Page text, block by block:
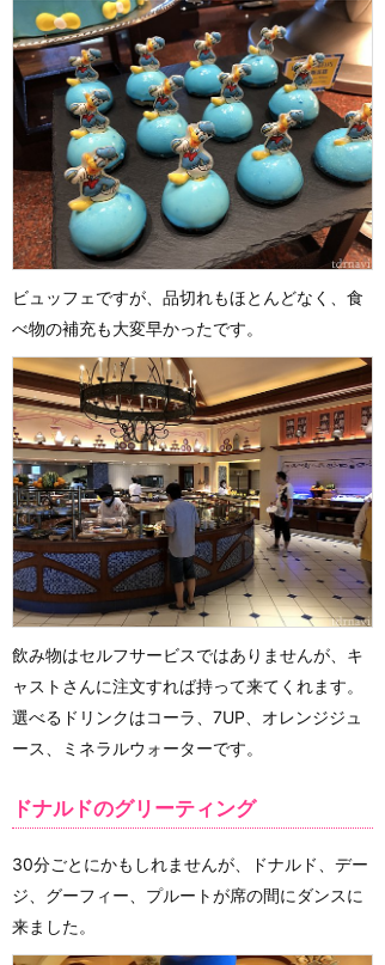
ビュッフェですが、品切れもほとんどなく、食
べ物の補充も大変早かったです。
飲み物はセルフサービスではありませんが、キ
ャストさんに注文すれば持って来てくれます。
選べるドリンクはコーラ、7UP、オレンジジュ
ース、ミネラルウォーターです。
ドナルドのグリーティング
30分ごとにかもしれませんが、ドナルド、デー
ジ、グーフィー、プルートが席の間にダンスに
来ました。